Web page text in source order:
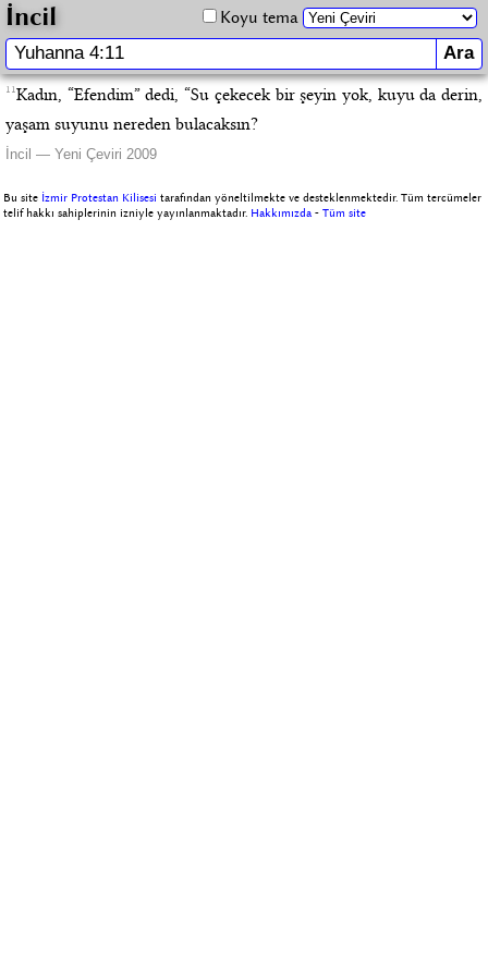
İncil Koyu tema
11Kadın, “Efendim” dedi, “Su çekecek bir şeyin yok, kuyu da derin,
yaşam suyunu nereden bulacaksın?
İncil — Yeni Çeviri 2009
Bu site İzmir Protestan Kilisesi tarafından yöneltilmekte ve desteklenmektedir. Tüm tercümeler
telif hakkı sahiplerinin izniyle yayınlanmaktadır. Hakkımızda -Tüm site